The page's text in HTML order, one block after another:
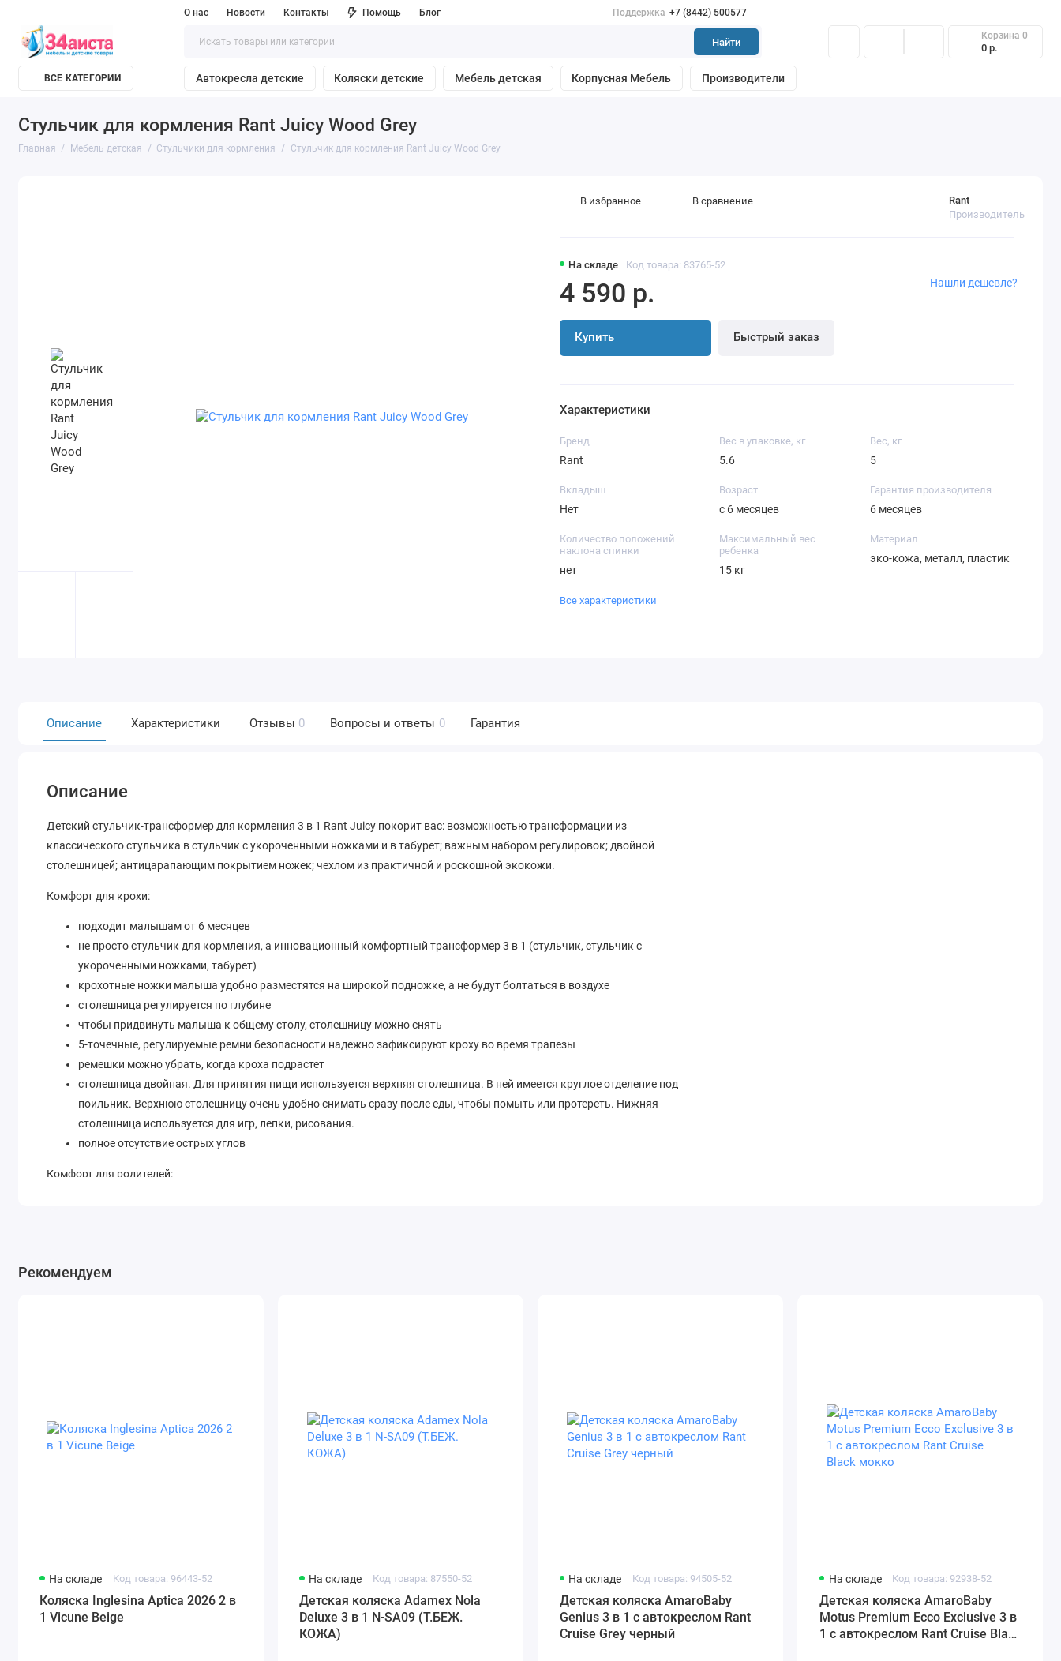
О нас Новости Контакты Помощь Блог Поддержка +7 (8442) 500577
Найти
Корзина 0
0 р.
ВСЕ КАТЕГОРИИ Автокресла детские Коляски детские Мебель детская Корпусная Мебель Производители
Стульчик для кормления Rant Juicy Wood Grey
Главная Мебель детская Стульчики для кормления Стульчик для кормления Rant Juicy Wood Grey
На складе Код товара: 83765-52
Rant
Производитель
4 590 р.
Купить Быстрый заказ
Нашли дешевле?
В избранное В сравнение
Характеристики
Бренд
Rant
Вес в упаковке, кг
5.6
Вес, кг
5
Вкладыш
Нет
Возраст
с 6 месяцев
Гарантия производителя
6 месяцев
Количество положений
наклона спинки
нет
Максимальный вес
ребенка
15 кг
Материал
эко-кожа, металл, пластик
Все характеристики
Описание Характеристики Отзывы 0 Вопросы и ответы 0 Гарантия
Описание
Детский стульчик-трансформер для кормления 3 в 1 Rant Juicy покорит вас: возможностью трансформации из
классического стульчика в стульчик с укороченными ножками и в табурет; важным набором регулировок; двойной
столешницей; антицарапающим покрытием ножек; чехлом из практичной и роскошной экокожи.
Комфорт для крохи:
подходит малышам от 6 месяцев
не просто стульчик для кормления, а инновационный комфортный трансформер 3 в 1 (стульчик, стульчик с
укороченными ножками, табурет)
крохотные ножки малыша удобно разместятся на широкой подножке, а не будут болтаться в воздухе
столешница регулируется по глубине
чтобы придвинуть малыша к общему столу, столешницу можно снять
5-точечные, регулируемые ремни безопасности надежно зафиксируют кроху во время трапезы
ремешки можно убрать, когда кроха подрастет
столешница двойная. Для принятия пищи используется верхняя столешница. В ней имеется круглое отделение под
поильник. Верхнюю столешницу очень удобно снимать сразу после еды, чтобы помыть или протереть. Нижняя
столешница используется для игр, лепки, рисования.
полное отсутствие острых углов
Комфорт для родителей:
динамичный дизайн стульчика украсит вашу кухню, особенно если она выполнена в современном стиле
Рекомендуем
На складе Код товара: 96443-52
Коляска Inglesina Aptica 2026 2 в
1 Vicune Beige
На складе Код товара: 87550-52
Детская коляска Adamex Nola
Deluxe 3 в 1 N-SA09 (Т.БЕЖ.
КОЖА)
На складе Код товара: 94505-52
Детская коляска AmaroBaby
Genius 3 в 1 с автокреслом Rant
Cruise Grey черный
На складе Код товара: 92938-52
Детская коляска AmaroBaby
Motus Premium Ecco Exclusive 3 в
1 с автокреслом Rant Cruise Black